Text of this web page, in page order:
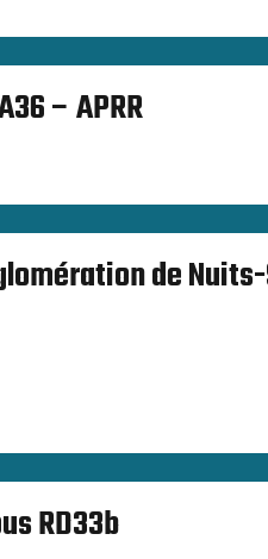
– APRR
de
RD33b